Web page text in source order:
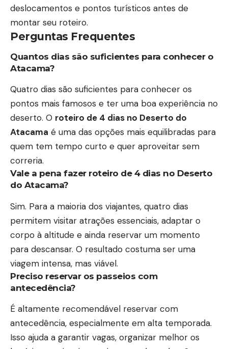
deslocamentos e pontos turísticos antes de
montar seu roteiro.
Perguntas Frequentes
Quantos dias são suficientes para conhecer o
Atacama?
Quatro dias são suficientes para conhecer os
pontos mais famosos e ter uma boa experiência no
deserto. O roteiro de 4 dias no Deserto do
Atacama é uma das opções mais equilibradas para
quem tem tempo curto e quer aproveitar sem
correria.
Vale a pena fazer roteiro de 4 dias no Deserto
do Atacama?
Sim. Para a maioria dos viajantes, quatro dias
permitem visitar atrações essenciais, adaptar o
corpo à altitude e ainda reservar um momento
para descansar. O resultado costuma ser uma
viagem intensa, mas viável.
Preciso reservar os passeios com
antecedência?
É altamente recomendável reservar com
antecedência, especialmente em alta temporada.
Isso ajuda a garantir vagas, organizar melhor os